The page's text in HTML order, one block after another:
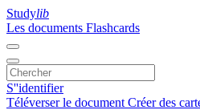
Studylib
Les documents Flashcards
S''identifier
Téléverser le document Créer des